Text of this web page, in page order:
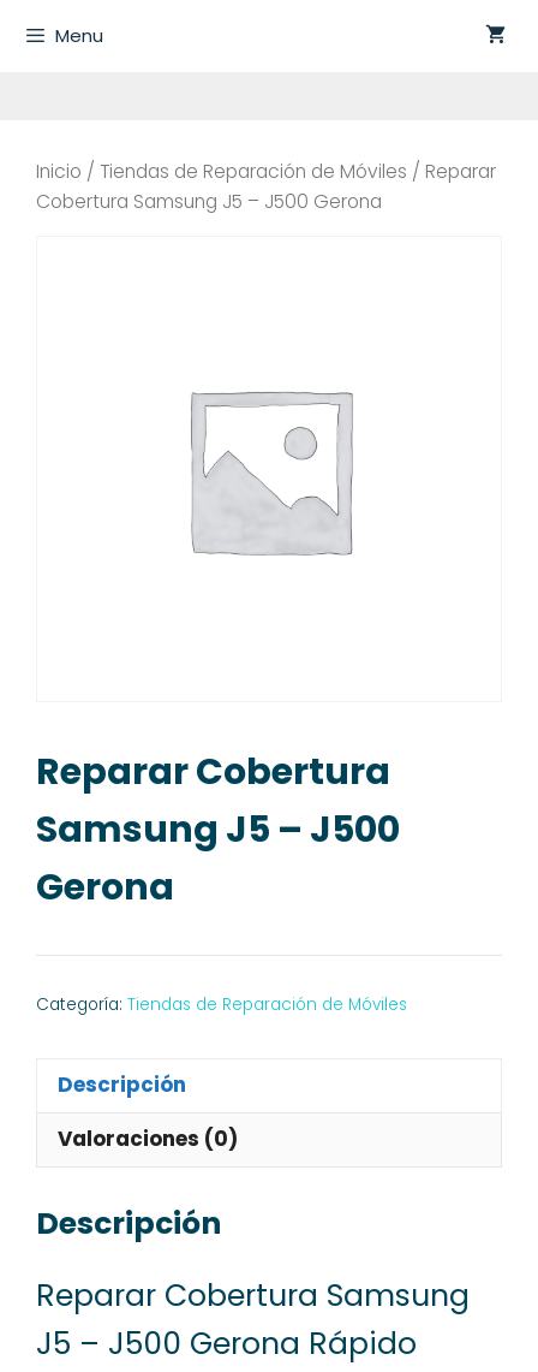
Menu
Inicio / Tiendas de Reparación de Móviles / Reparar
Cobertura Samsung J5 – J500 Gerona
Reparar Cobertura
Samsung J5 – J500
Gerona
Categoría: Tiendas de Reparación de Móviles
Descripción
Valoraciones (0)
Descripción
Reparar Cobertura Samsung
J5 – J500 Gerona Rápido